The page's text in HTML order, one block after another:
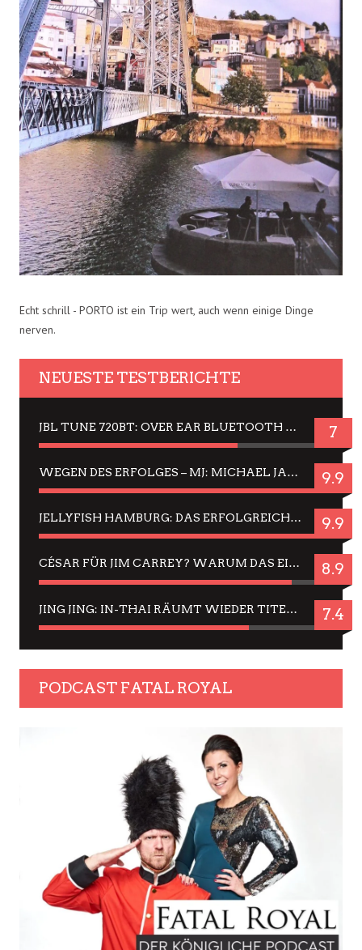
Echt schrill - PORTO ist ein Trip wert, auch wenn einige Dinge
nerven.
NEUESTE TESTBERICHTE
JBL TUNE 720BT: OVER EAR BLUETOOTH KOPFHÖRER UM DIE 50,-€ IM DAUER-TEST 7
WEGEN DES ERFOLGES – MJ: MICHAEL JACKSON MUSICAL IN EINER MATINEE SEHEN 9.9
JELLYFISH HAMBURG: DAS ERFOLGREICHE SOMMER-MENÜ 2025 IN GEFÜHLEN UND BILDERN 9.9
CÉSAR FÜR JIM CARREY? WARUM DAS EINER DER NERVIGSTEN ACTORS IST UND BLEIBT 8.9
JING JING: IN-THAI RÄUMT WIEDER TITEL AB – EIN ZWEI-STUNDEN-ERLEBNISBERICHT 7.4
PODCAST FATAL ROYAL